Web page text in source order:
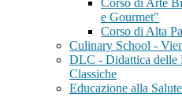
Corso di Arte
e Gourmet"
Corso di Alta
Culinary School -
DLC - Didattica delle
Classiche
Educazione alla Salute